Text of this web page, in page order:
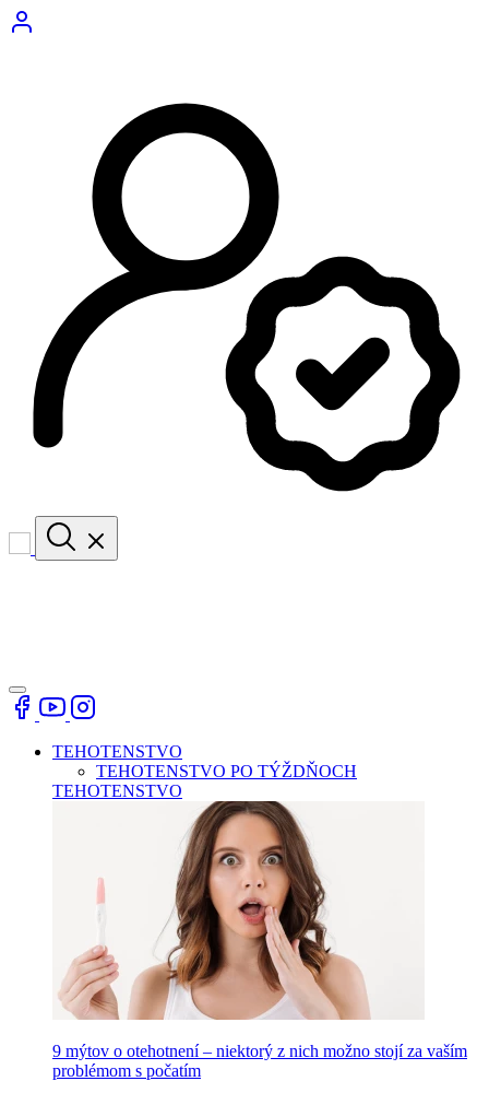
TEHOTENSTVO
TEHOTENSTVO PO TÝŽDŇOCH
TEHOTENSTVO
9 mýtov o otehotnení – niektorý z nich možno stojí za vaším
problémom s počatím